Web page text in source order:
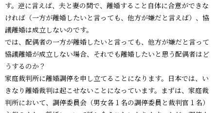
す。逆に言えば、夫と妻の間で、離婚すること自体に合意ができな
ければ（一方が離婚したいと言っても、他方が嫌だと言えば）、協
議離婚は成立しないのです。
では、配偶者の一方が離婚したいと言っても、他方が嫌だと言って
協議離婚が成立しない場合、それでも離婚したいと思う配偶者はど
うするのか？
家庭裁判所に離婚調停を申し立てることになります。日本では、い
きなり離婚裁判は起こせないことになっています。まずは、家庭裁
判所において、調停委員会（男女各１名の調停委員と裁判官１名）